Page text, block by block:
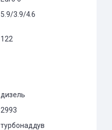
5.9/3.9/4.6
122
дизель
2993
турбонаддув